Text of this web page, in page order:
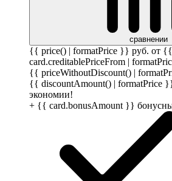
сравнении
{{ price() | formatPrice }} руб. от {{
card.creditablePriceFrom |
{{ priceWithoutDiscount() |
{{ discountAmount() | formatPrice
экономии!
+ {{ card.bonusAmount }}